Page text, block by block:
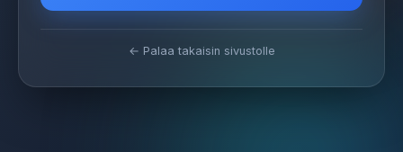
← Palaa takaisin sivustolle